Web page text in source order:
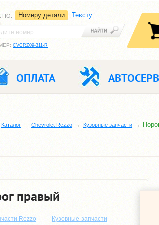
ПО: Номеру детали Тексту
CVCRZ09-311-R
ОПЛАТА
Каталог Chevrolet Rezzo Кузовные запчасти
правый
Rezzo
Кузовные запчасти